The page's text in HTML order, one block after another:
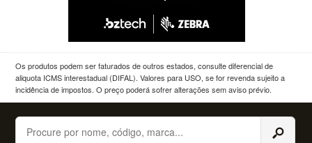
Os produtos podem ser faturados de outros estados, consulte diferencial de
aliquota ICMS interestadual (DIFAL). Valores para USO, se for revenda sujeito a
incidência de impostos. O preço poderá sofrer alterações sem aviso prévio.
Buscar